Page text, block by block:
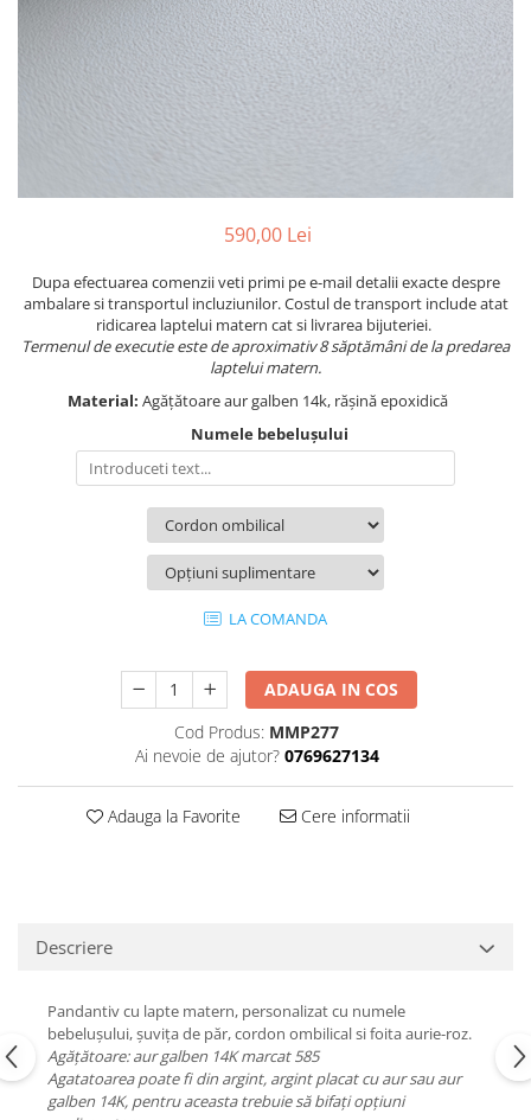
590,00 Lei
Dupa efectuarea comenzii veti primi pe e-mail detalii exacte despre
ambalare si transportul incluziunilor. Costul de transport include atat
ridicarea laptelui matern cat si livrarea bijuteriei.
Termenul de executie este de aproximativ 8 săptămâni de la predarea
laptelui matern.
Material: Agățătoare aur galben 14k, rășină epoxidică
Numele bebelușului
LA COMANDA
ADAUGA IN COS
Cod Produs: MMP277
Ai nevoie de ajutor? 0769627134
Adauga la Favorite Cere informatii
Descriere
Pandantiv cu lapte matern, personalizat cu numele
bebelușului, șuvița de păr, cordon ombilical si foita aurie-roz.
Agățătoare: aur galben 14K marcat 585
Agatatoarea poate fi din argint, argint placat cu aur sau aur
galben 14K, pentru aceasta trebuie să bifați opțiuni